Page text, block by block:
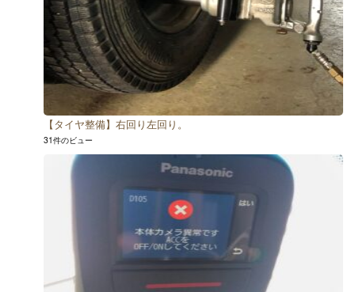
【タイヤ整備】右回り左回り。
31件のビュー